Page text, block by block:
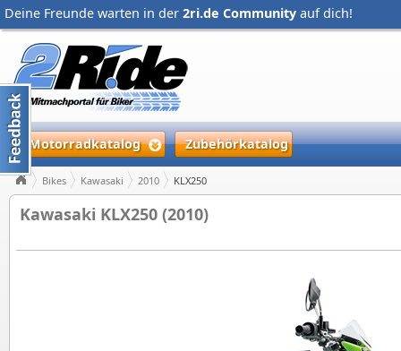
Deine Freunde warten in der 2ri.de Community auf dich!
Motorradkatalog Zubehörkatalog
Bikes Kawasaki 2010 KLX250
Kawasaki KLX250 (2010)